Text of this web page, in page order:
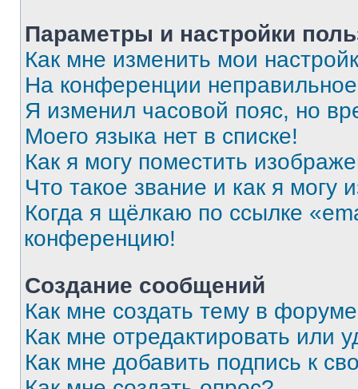
Параметры и настройки
Как мне изменить мои
На конференции
Я изменил часовой пояс, но
Моего языка нет в списке!
Как я могу поместить
Что такое звание и как я могу
Когда я щёлкаю по ссылке
конференцию!
Создание сообщений
Как мне создать тему в
Как мне отредактировать или
Как мне добавить подпись к